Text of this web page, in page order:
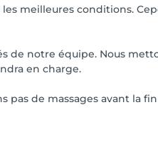
meilleures conditions.
de notre équipe. Nous
en charge.
pas de massages avant la